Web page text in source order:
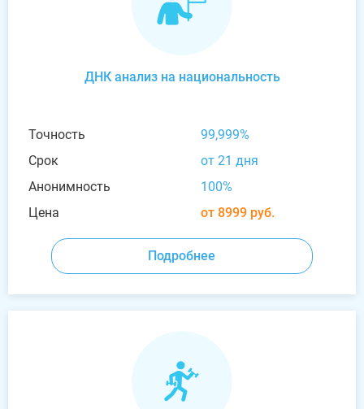
ДНК анализ на национальность
Точность
99,999%
Срок
от 21 дня
Анонимность
100%
Цена
от 8999 руб.
Подробнее